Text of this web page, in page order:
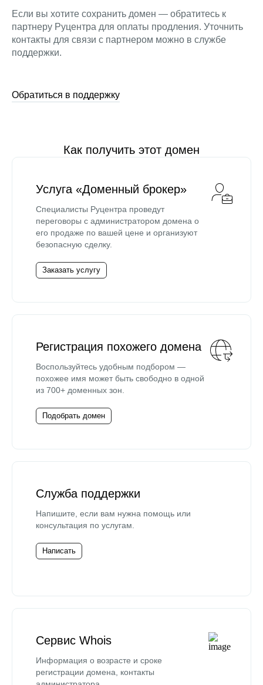
Если вы хотите сохранить домен — обратитесь к
партнеру Руцентра для оплаты продления. Уточнить
контакты для связи с партнером можно в службе
поддержки.
Обратиться в поддержку
Как получить этот домен
Услуга «Доменный брокер»
Специалисты Руцентра проведут
переговоры с администратором домена о
его продаже по вашей цене и организуют
безопасную сделку.
Заказать услугу
Регистрация похожего домена
Воспользуйтесь удобным подбором —
похожее имя может быть свободно в одной
из 700+ доменных зон.
Подобрать домен
Служба поддержки
Напишите, если вам нужна помощь или
консультация по услугам.
Написать
Сервис Whois
Информация о возрасте и сроке
регистрации домена, контакты